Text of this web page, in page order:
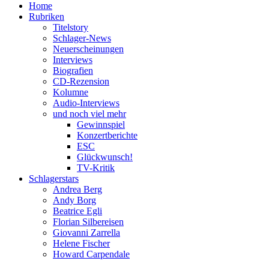
Home
Rubriken
Titelstory
Schlager-News
Neuerscheinungen
Interviews
Biografien
CD-Rezension
Kolumne
Audio-Interviews
und noch viel mehr
Gewinnspiel
Konzertberichte
ESC
Glückwunsch!
TV-Kritik
Schlagerstars
Andrea Berg
Andy Borg
Beatrice Egli
Florian Silbereisen
Giovanni Zarrella
Helene Fischer
Howard Carpendale